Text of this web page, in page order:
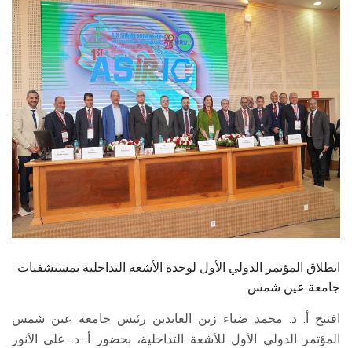
الطلاب
هيئة التدريس
الدراسات العليا
الخريجين
الموظفون
الزائـرون
انطلاق المؤتمر الدولي الأول لوحدة الأشعة التداخلية بمستشفيات
جامعة عين شمس
افتتح أ. د. محمد ضياء زين العابدين رئيس جامعة عين شمس
المؤتمر الدولي الأول للأشعة التداخلية، بحضور أ. د. على الأنور